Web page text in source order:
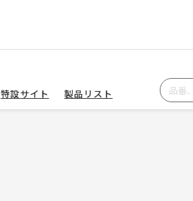
特設サイト 製品リスト